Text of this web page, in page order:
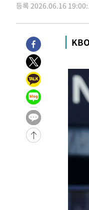
-9674초 전 >6월 경상수
-9625초 전 >서울 낮
-6987초 전 >
미 워싱턴
14분 전 >
0.49%↑
41분 전 >
[속보] 이란
년 인터뷰
4시간 전 >
[속보] "이란
-31231초 전 >
손흥민,
-23832초 전 >
내일까
-23469초 전 >
트럼프,
-23447초 전 >
"美간섭
[속보]
[속보]경
[속보]산
[속보]
[속보]전
등록 2026.06.16